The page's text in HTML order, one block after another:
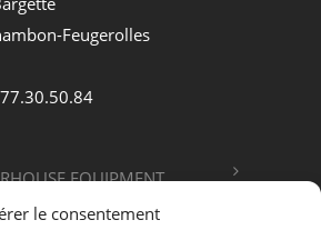
le consentement
Feugerolles
EQUIPMENT